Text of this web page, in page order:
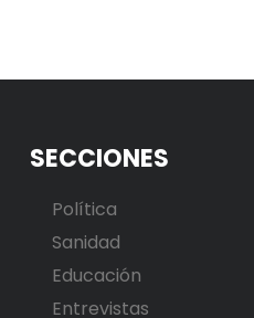
SECCIONES
Política
Sanidad
Educación
Entrevistas